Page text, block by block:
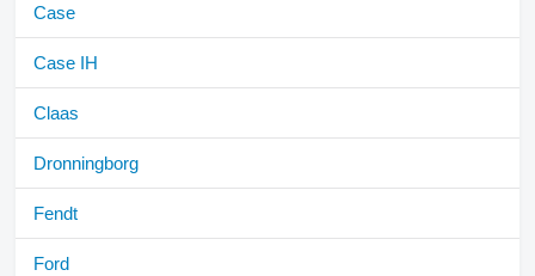
Case
Case IH
Claas
Dronningborg
Fendt
Ford